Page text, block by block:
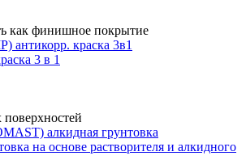
как финишное покрытие
антикорр. краска 3в1
3 в 1
алкидная грунтовка
на основе растворителя и алкидного